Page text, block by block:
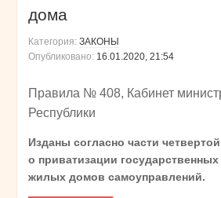
дома
Категория: ЗАКОНЫ
Опубликовано: 16.01.2020, 21:54
Правила № 408, Кабинет
Республики
Изданы согласно части
о приватизации
жилых домов самоуправлений.